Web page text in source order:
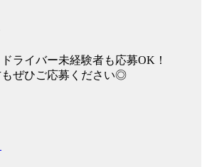
ライバー未経験者も応募OK！
ぜひご応募ください◎